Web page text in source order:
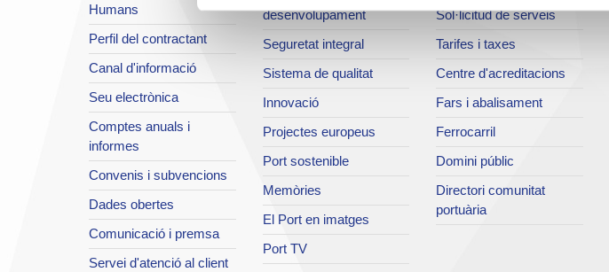
Humans
Perfil del contractant
Canal d'informació
Seu electrònica
Comptes anuals i
informes
Convenis i subvencions
Dades obertes
Comunicació i premsa
Servei d'atenció al client
desenvolupament
Seguretat integral
Sistema de qualitat
Innovació
Projectes europeus
Port sostenible
Memòries
El Port en imatges
Port TV
Sol·licitud de serveis
Tarifes i taxes
Centre d'acreditacions
Fars i abalisament
Ferrocarril
Domini públic
Directori comunitat
portuària